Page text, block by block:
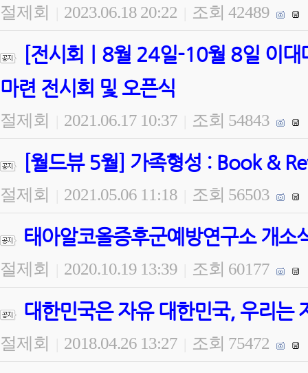
절제회 2023.06.18 20:22 조회 42489
[전시회ㅣ8월 24일-10월 8일 이
마련 전시회 및 오픈식
절제회 2021.06.17 10:37 조회 54843
[월드뷰 5월] 가족형성 : Book &
절제회 2021.05.06 11:18 조회 56503
태아알코올증후군예방연구소 개소
절제회 2020.10.19 13:39 조회 60177
대한민국은 자유 대한민국, 우리는
절제회 2018.04.26 13:27 조회 75472